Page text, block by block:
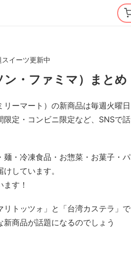
イーツ更新中
・ファミマ）まとめ
ーマート）の新商品は毎週火曜日
定・コンビニ限定など、SNSで話
・冷凍食品・お惣菜・お菓子・パ
しています。
す！
トッツォ」と「台湾カステラ」で
商品が話題になるのでしょう